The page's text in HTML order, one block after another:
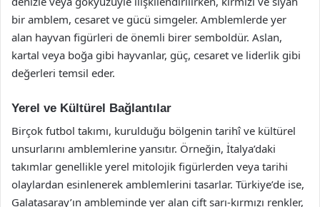
bir amblem, cesaret ve gücü simgeler. Amblemlerde yer
alan hayvan figürleri de önemli birer semboldür. Aslan,
kartal veya boğa gibi hayvanlar, güç, cesaret ve liderlik gibi
değerleri temsil eder.
Yerel ve Kültürel Bağlantılar
Birçok futbol takımı, kurulduğu bölgenin tarihî ve kültürel
unsurlarını amblemlerine yansıtır. Örneğin, İtalya’daki
takımlar genellikle yerel mitolojik figürlerden veya tarihi
olaylardan esinlenerek amblemlerini tasarlar. Türkiye’de ise,
Galatasaray’ın ambleminde yer alan çift sarı-kırmızı renkler,